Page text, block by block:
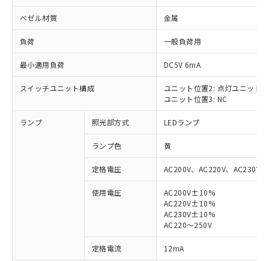
ベゼル材質 金属
負荷 一般負荷用
最小適用負荷 DC5V 6mA
スイッチユニット構成
ユニット位置2: 点灯ユニット
ユニット位置3: NC
ランプ 照光部方式 LEDランプ
ランプ色 黄
定格電圧 AC200V、AC220V、AC230V
使用電圧
AC200V±10%
AC220V±10%
AC230V±10%
AC220～250V
定格電流 12mA
対応済み：EU RoHS指令（10物質）の
非含有に対応した製品が提供可能な商品で